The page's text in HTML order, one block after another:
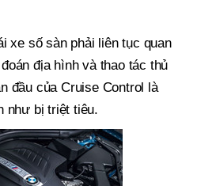
xe số sàn phải liên tục quan
địa hình và thao tác thủ
đầu của Cruise Control là
như bị triệt tiêu.